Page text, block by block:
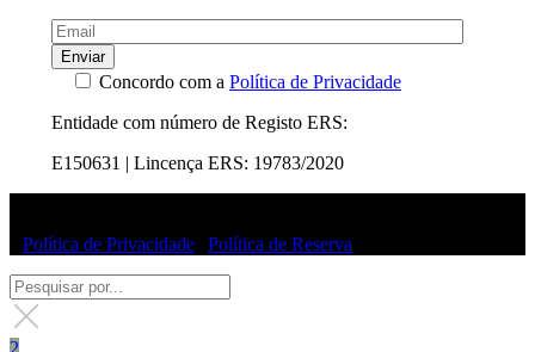
Enviar
Concordo com a Política de Privacidade
Entidade com número de Registo ERS:
E150631 | Lincença ERS: 19783/2020
Política de Privacidade Política de Reserva